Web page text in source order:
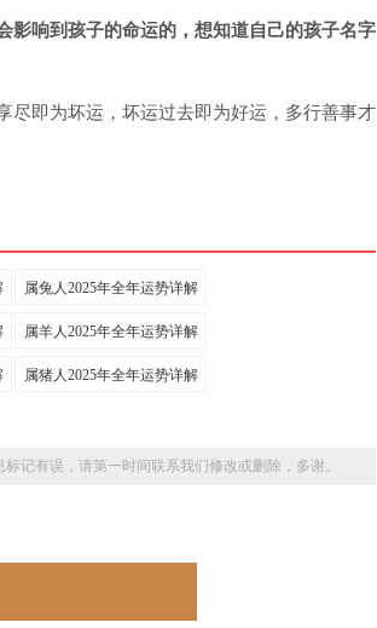
影响到孩子的命运的，想知道自己的孩子名字
尽即为坏运，坏运过去即为好运，多行善事才
属兔人2025年全年运势详解
属羊人2025年全年运势详解
属猪人2025年全年运势详解
记有误，请第一时间联系我们修改或删除，多谢。